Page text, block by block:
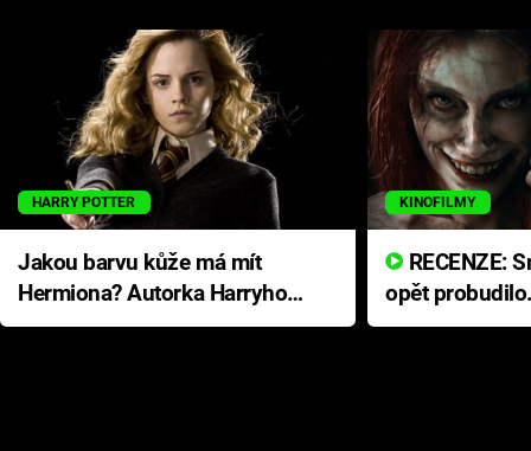
HARRY POTTER
Jakou barvu kůže má mít
Hermiona? Autorka Harryho
Pottera přišla s ráznou
KINOFILMY
opět
přichází s